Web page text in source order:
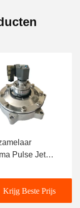
Pulse Jet
B-G3/4
Krijg Beste Prijs